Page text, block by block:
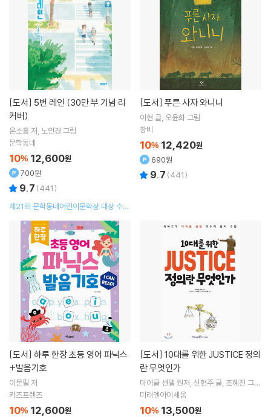
[도서]
커버)
은소홀저 노인경 그림
문학동네
10% 12,600원
700원
9.7 (441)
제21회 문학동네어린이문학상 대상 수상
디션
[도서] 푸른 사자 와니니
이현 글 오윤화그림
창비
10% 12,420원
690원
9.7 (441)
[도서]
+발음기호
이문필 저
키즈프렌즈
10% 12,600원
[도서]
란 무엇인가
마이클 샌델 원저 신현주글 조혜진 그림
김선욱감수
미래엔아이세움
10% 13,500원